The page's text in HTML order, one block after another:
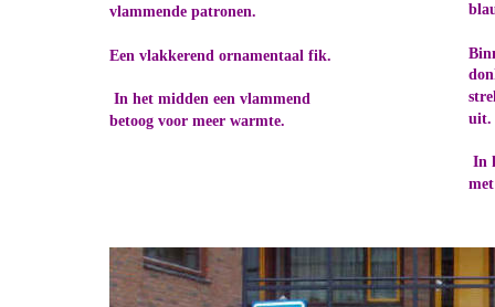
vlammende patronen.
Een vlakkerend ornamentaal fik.
In het midden een vlammend
betoog voor meer warmte.
uit.
In